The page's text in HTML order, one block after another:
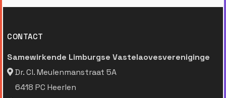
CONTACT
Samewirkende Limburgse Vastelaovesvereniginge
Dr. Cl. Meulenmanstraat 5A
6418 PC Heerlen